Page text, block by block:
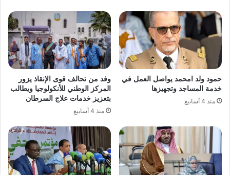
حمود ولد امحمد يواصل العمل في
خدمة المساجد وتجهيزها
منذ 4 أسابيع
وفد من تحالف قوى الإنقاذ يزور
المركز الوطني للأنكولوجيا ويطالب
بتعزيز خدمات علاج السرطان
منذ 4 أسابيع